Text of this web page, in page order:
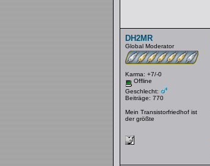
DH2MR
Global Moderator
Karma: +7/-0
Offline
Geschlecht:
Beiträge: 770
Mein Transistorfriedhof ist
der größte